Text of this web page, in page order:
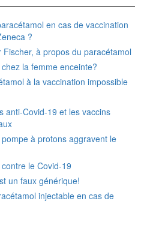
en cas de vaccination
?
à propos du paracétamol
la femme enceinte?
à la vaccination impossible
anti-Covid-19 et les vaccins
à protons aggravent le
le Covid-19
un faux générique!
injectable en cas de